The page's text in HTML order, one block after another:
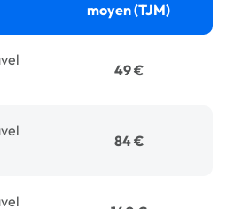
moyen (TJM)
49 €
84 €